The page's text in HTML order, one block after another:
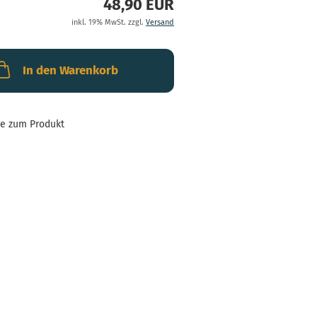
48,90 EUR
inkl. 19% MwSt. zzgl. Versand
In den Warenkorb
zum Produkt